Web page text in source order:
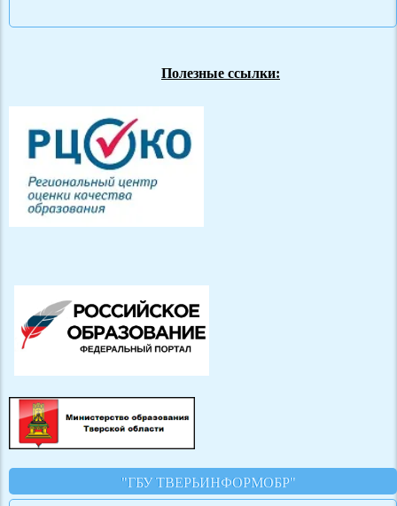
Полезные ссылки:
"ГБУ ТВЕРЬИНФОРМОБР"